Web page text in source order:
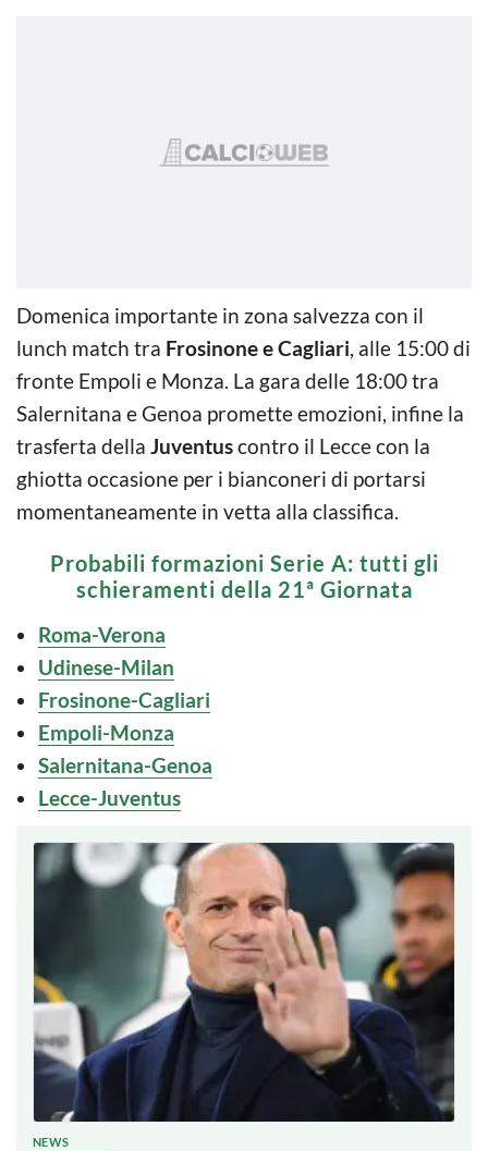
Domenica importante in zona salvezza con il
lunch match tra Frosinone e Cagliari, alle 15:00 di
fronte Empoli e Monza. La gara delle 18:00 tra
Salernitana e Genoa promette emozioni, infine la
trasferta della Juventuscontro il Lecce con la
ghiotta occasione per i bianconeri di portarsi
momentaneamente in vetta alla classifica.
Probabili formazioni Serie A: tutti gli
schieramenti della 21ª Giornata
Roma-Verona
Udinese-Milan
Frosinone-Cagliari
Empoli-Monza
Salernitana-Genoa
Lecce-Juventus
NEWS